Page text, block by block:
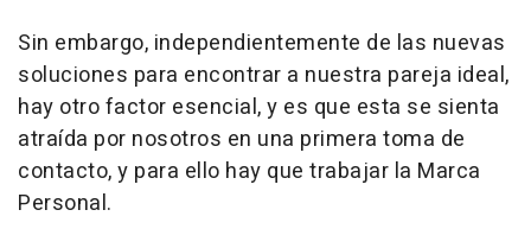
Sin embargo, independientemente de las nuevas
soluciones para encontrar a nuestra pareja ideal,
hay otro factor esencial, y es que esta se sienta
atraída por nosotros en una primera toma de
contacto, y para ello hay que trabajar la Marca
Personal.